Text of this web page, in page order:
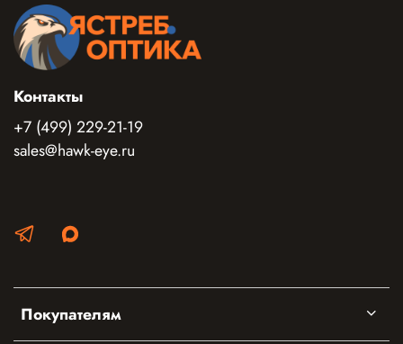
Покупателям
Контакты
+7 (499) 229-21-19
sales@hawk-eye.ru